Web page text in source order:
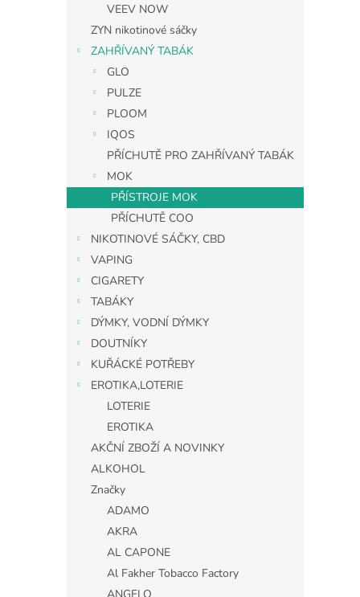
VEEV NOW
ZYN nikotinové sáčky
ZAHŘÍVANÝ TABÁK
GLO
PULZE
PLOOM
IQOS
PŘÍCHUTĚ PRO ZAHŘÍVANÝ TABÁK
MOK
PŘÍSTROJE MOK
PŘÍCHUTĚ COO
NIKOTINOVÉ SÁČKY, CBD
VAPING
CIGARETY
TABÁKY
DÝMKY, VODNÍ DÝMKY
DOUTNÍKY
KUŘÁCKÉ POTŘEBY
EROTIKA,LOTERIE
LOTERIE
EROTIKA
AKČNÍ ZBOŽÍ A NOVINKY
ALKOHOL
Značky
ADAMO
AKRA
AL CAPONE
Al Fakher Tobacco Factory
ANGELO